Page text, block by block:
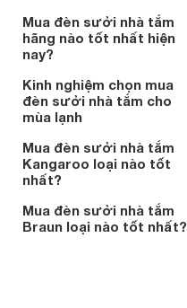
Mua đèn sưởi nhà tắm
hãng nào tốt nhất hiện
nay?
Kinh nghiệm chọn mua
đèn sưởi nhà tắm cho
mùa lạnh
Mua đèn sưởi nhà tắm
Kangaroo loại nào tốt
nhất?
Mua đèn sưởi nhà tắm
Braun loại nào tốt nhất?